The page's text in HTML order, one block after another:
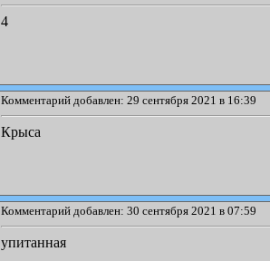
4
Комментарий добавлен: 29 сентября 2021 в 16:39
Крыса
Комментарий добавлен: 30 сентября 2021 в 07:59
упитанная